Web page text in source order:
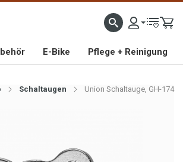
FAHRRAD- UND MOFAERSATZTEILEN SEIT 1993
E-Bike Pflege + Reinigung
Schaltaugen Union Schaltauge, GH-174